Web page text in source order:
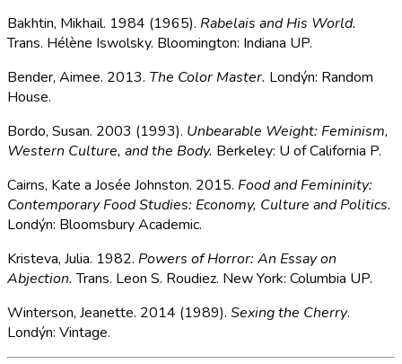
Bakhtin, Mikhail. 1984 (1965). Rabelais and His World.
Trans. Hélène Iswolsky. Bloomington: Indiana UP.
Bender, Aimee. 2013. The Color Master. Londýn: Random
House.
Bordo, Susan. 2003 (1993). Unbearable Weight: Feminism,
Western Culture, and the Body. Berkeley: U of California P.
Cairns, Kate a Josée Johnston. 2015. Food and Femininity:
Contemporary Food Studies: Economy, Culture and Politics.
Londýn: Bloomsbury Academic.
Kristeva, Julia. 1982. Powers of Horror: An Essay on
Abjection.Trans. Leon S. Roudiez. New York: Columbia UP.
Winterson, Jeanette. 2014 (1989). Sexing the Cherry.
Londýn: Vintage.